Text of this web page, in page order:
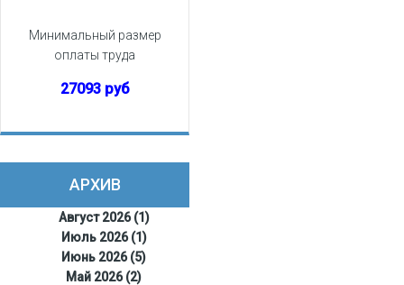
Минимальный размер
оплаты труда
27093 руб
АРХИВ
Август 2026 (1)
Июль 2026 (1)
Июнь 2026 (5)
Май 2026 (2)